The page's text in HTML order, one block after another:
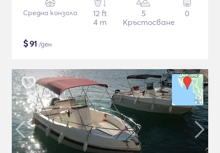
Средна конзола
12 ft
4 m
5
Кръстосване
0
$91 /ден